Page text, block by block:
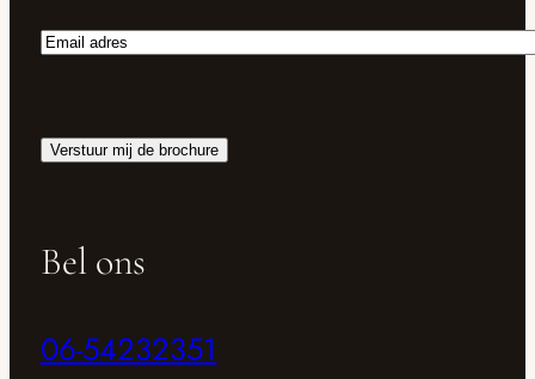
Email
Verstuur mij de brochure
Bel ons
06-54232351